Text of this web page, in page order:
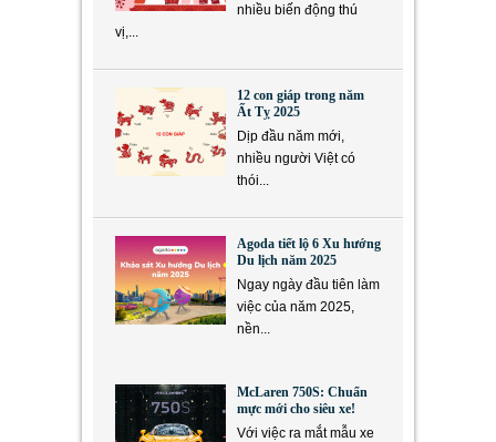
nhiều biến động thú
vị,...
12 con giáp trong năm
Ất Tỵ 2025
Dịp đầu năm mới,
nhiều người Việt có
thói...
Agoda tiết lộ 6 Xu hướng
Du lịch năm 2025
Ngay ngày đầu tiên làm
việc của năm 2025,
nền...
McLaren 750S: Chuẩn
mực mới cho siêu xe!
Với việc ra mắt mẫu xe